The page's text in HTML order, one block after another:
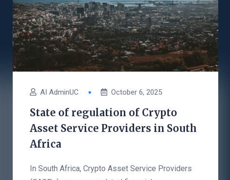
AI AdminUC October 6, 2025
State of regulation of Crypto
Asset Service Providers in South
Africa
In South Africa, Crypto Asset Service Providers